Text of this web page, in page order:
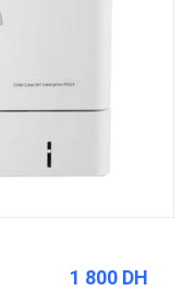
1 800 DH